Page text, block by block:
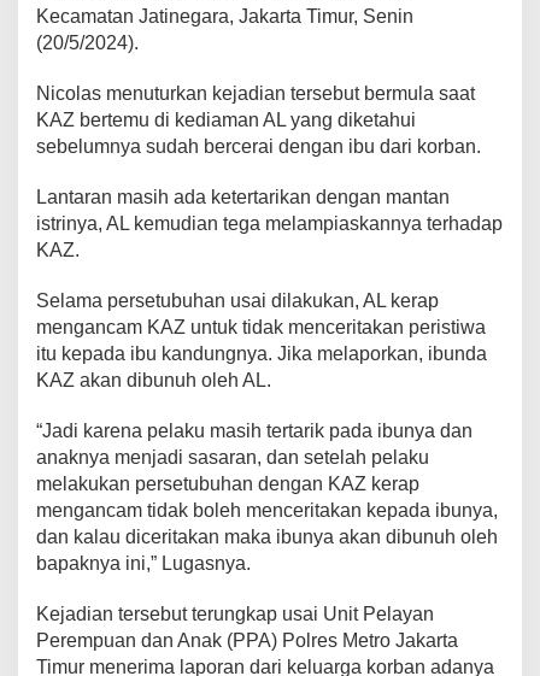
Kecamatan Jatinegara, Jakarta Timur, Senin
(20/5/2024).
Nicolas menuturkan kejadian tersebut bermula saat
KAZ bertemu di kediaman AL yang diketahui
sebelumnya sudah bercerai dengan ibu dari korban.
Lantaran masih ada ketertarikan dengan mantan
istrinya, AL kemudian tega melampiaskannya terhadap
KAZ.
Selama persetubuhan usai dilakukan, AL kerap
mengancam KAZ untuk tidak menceritakan peristiwa
itu kepada ibu kandungnya. Jika melaporkan, ibunda
KAZ akan dibunuh oleh AL.
“Jadi karena pelaku masih tertarik pada ibunya dan
anaknya menjadi sasaran, dan setelah pelaku
melakukan persetubuhan dengan KAZ kerap
mengancam tidak boleh menceritakan kepada ibunya,
dan kalau diceritakan maka ibunya akan dibunuh oleh
bapaknya ini,” Lugasnya.
Kejadian tersebut terungkap usai Unit Pelayan
Perempuan dan Anak (PPA) Polres Metro Jakarta
Timur menerima laporan dari keluarga korban adanya